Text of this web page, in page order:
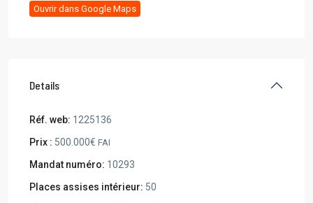
Ouvrir dans Google Maps
Details
Réf. web: 1225136
Prix : 500.000€ FAI
Mandat numéro: 10293
Places assises intérieur: 50